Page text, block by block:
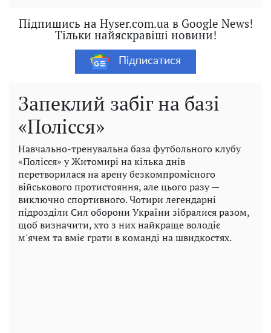
Підпишись на Hyser.com.ua в Google News!
Тільки найяскравіші новини!
Підписатися
Запеклий забіг на базі
«Полісся»
Навчально-тренувальна база футбольного клубу
«Полісся» у Житомирі на кілька днів
перетворилася на арену безкомпромісного
військового протистояння, але цього разу —
виключно спортивного. Чотири легендарні
підрозділи Сил оборони України зібралися разом,
щоб визначити, хто з них найкраще володіє
м'ячем та вміє грати в команді на швидкостях.